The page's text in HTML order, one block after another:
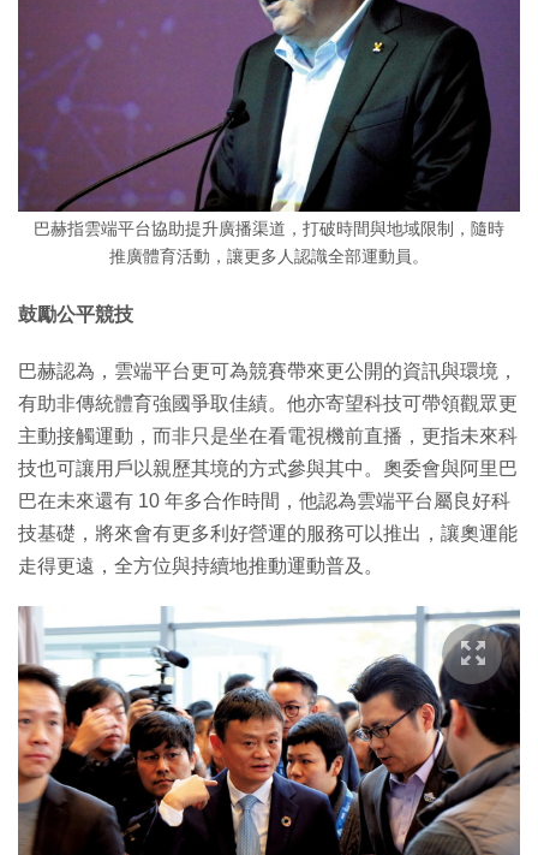
巴赫指雲端平台協助提升廣播渠道，打破時間與地域限制，隨時
推廣體育活動，讓更多人認識全部運動員。
鼓勵公平競技
巴赫認為，雲端平台更可為競賽帶來更公開的資訊與環境，
有助非傳統體育強國爭取佳績。他亦寄望科技可帶領觀眾更
主動接觸運動，而非只是坐在看電視機前直播，更指未來科
技也可讓用戶以親歷其境的方式參與其中。奧委會與阿里巴
巴在未來還有 10 年多合作時間，他認為雲端平台屬良好科
技基礎，將來會有更多利好營運的服務可以推出，讓奧運能
走得更遠，全方位與持續地推動運動普及。